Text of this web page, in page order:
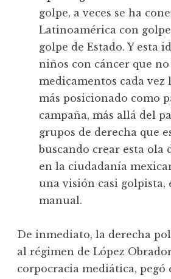
golpe, a veces se ha
Latinoamérica con
golpe de Estado. Y esta
niños con cáncer que
medicamentos cada vez
más posicionado como
campaña, más allá del
grupos de derecha que
buscando crear esta ola
en la ciudadanía
una visión casi golpista,
manual.
De inmediato, la derecha
al régimen de López
corpocracia mediática,